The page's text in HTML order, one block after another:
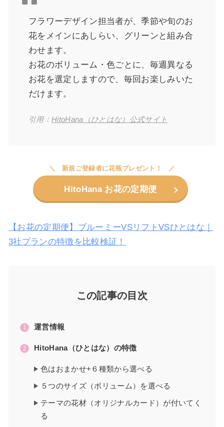
フラワーデザイン担当者が、季節や旬のお
花をメインにあしらい、グリーンと組み合
わせます。
お花のボリューム・色ごとに、毎週異なる
お花を選定しますので、毎回お楽しみいた
だけます。
引用：HitoHana（ひとはな）公式サイト
新規ご登録者に花瓶プレゼント！
HitoHana お花の定期便
【お花の定期便】ブルーミーVSリフトVSひとはな｜
3社プランの特徴を比較検証！
この記事の目次
運営情報
HitoHana（ひとはな）の特徴
色はおまかせ+６種類から選べる
５つのサイズ（ボリューム）を選べる
テーマの花材（オリジナルカード）が付いてく
る